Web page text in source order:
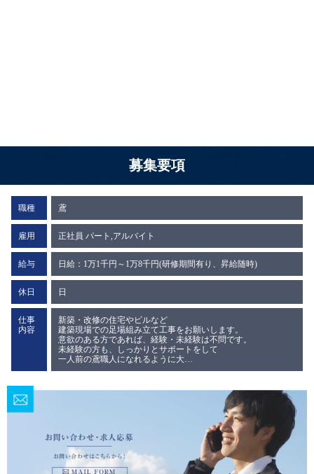
募集要項
職種 鳶
雇用 正社員 パート,アルバイト
給与 日給：1万1千円～1万8千円(研修期間有り、昇給随時)
休日 日
仕事
内容
新築・改修の住宅やビルなど
建築現場での足場組み立て工事をお願いします。
意欲のある方であれば、経験・未経験は不問です。
未経験の方も、しっかりとサポートをして
一人前の鳶職人になれるように大…